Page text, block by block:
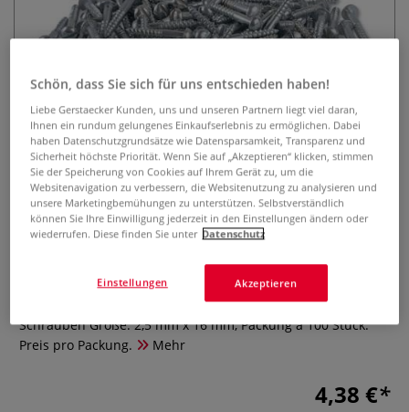
0 Bewertungen
Schrauben Größe: 2,5 mm x 16 mm, Packung à 100 Stück.
Preis pro Packung.
Mehr
4,38 €
Schön, dass Sie sich für uns entschieden haben!
Liebe Gerstaecker Kunden, uns und unseren Partnern liegt viel daran,
Ihnen ein rundum gelungenes Einkaufserlebnis zu ermöglichen. Dabei
haben Datenschutzgrundsätze wie Datensparsamkeit, Transparenz und
Sicherheit höchste Priorität. Wenn Sie auf „Akzeptieren“ klicken, stimmen
Sie der Speicherung von Cookies auf Ihrem Gerät zu, um die
Websitenavigation zu verbessern, die Websitenutzung zu analysieren und
unsere Marketingbemühungen zu unterstützen. Selbstverständlich
können Sie Ihre Einwilligung jederzeit in den Einstellungen ändern oder
wiederrufen. Diese finden Sie unter Datenschutz
Akzeptieren
Einstellungen